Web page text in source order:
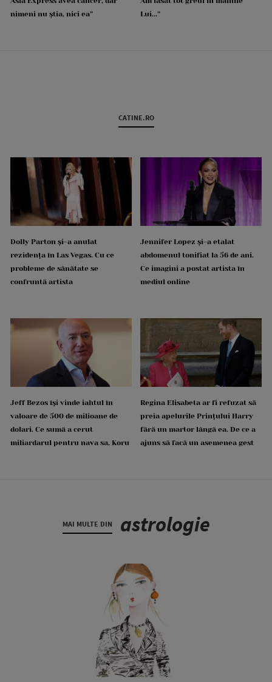
nimeni nu știa, nici ea”
Lui...”
CATINE.RO
Dolly Parton și-a anulat
rezidența în Las Vegas. Cu ce
probleme de sănătate se
confruntă artista
Jennifer Lopez și-a etalat
abdomenul tonifiat la 56 de ani.
Ce imagini a postat artista în
mediul online
Jeff Bezos își vinde iahtul în
valoare de 500 de milioane de
dolari. Ce sumă a cerut
miliardarul pentru nava sa, Koru
Regina Elisabeta ar fi refuzat să
preia apelurile Prințului Harry
fără un martor lângă ea. De ce a
ajuns să facă un asemenea gest
MAI MULTE DIN astrologie